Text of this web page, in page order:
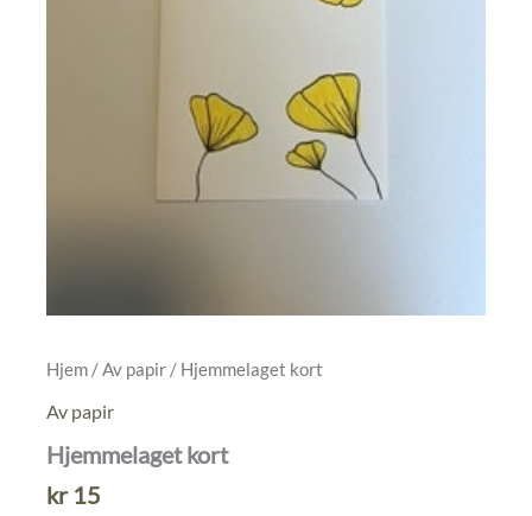
Hjem /Av papir / Hjemmelaget kort
Av papir
Hjemmelaget kort
kr15